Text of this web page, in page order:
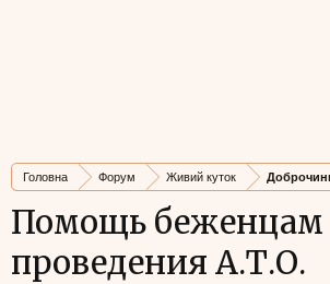
Головна Форум Живий куток
Помощь беженцам
проведения А.Т.О.